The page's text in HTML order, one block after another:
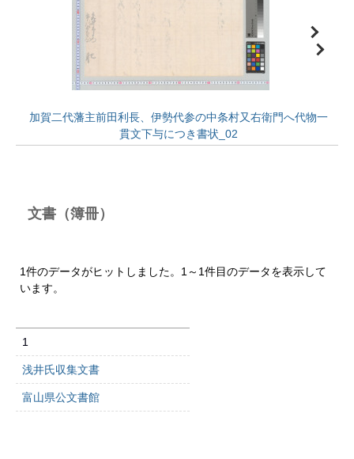
加賀二代藩主前田利長、伊勢代参の中条村又右衛門へ代物一
貫文下与につき書状_02
文書（簿冊）
1件のデータがヒットしました。1～1件目のデータを表示して
います。
1
浅井氏収集文書
富山県公文書館